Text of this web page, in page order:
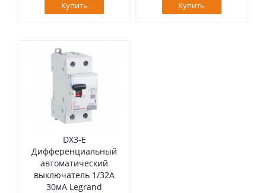
Купить Купить
DX3-E
Дифференциальный
автоматический
выключатель 1/32А
30мА Legrand